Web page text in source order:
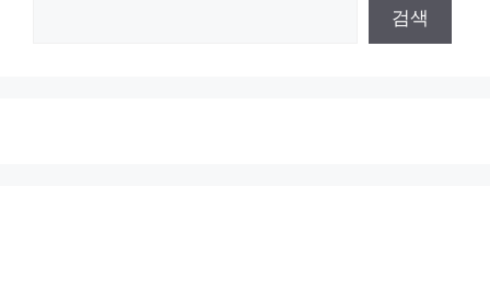
검색